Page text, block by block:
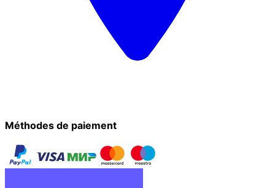
Méthodes de paiement